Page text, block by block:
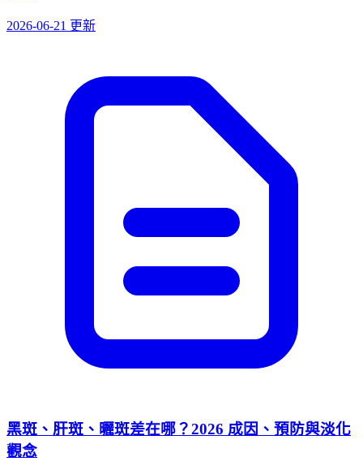
2026-06-21 更新
黑斑、肝斑、曬斑差在哪？2026 成因、預防與淡化
觀念